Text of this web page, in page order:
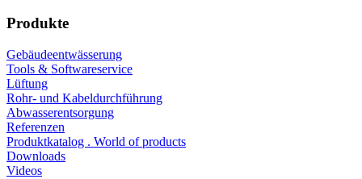
Produkte
Gebäudeentwässerung
Tools & Softwareservice
Lüftung
Rohr- und Kabeldurchführung
Abwasserentsorgung
Referenzen
Produktkatalog . World of products
Downloads
Videos